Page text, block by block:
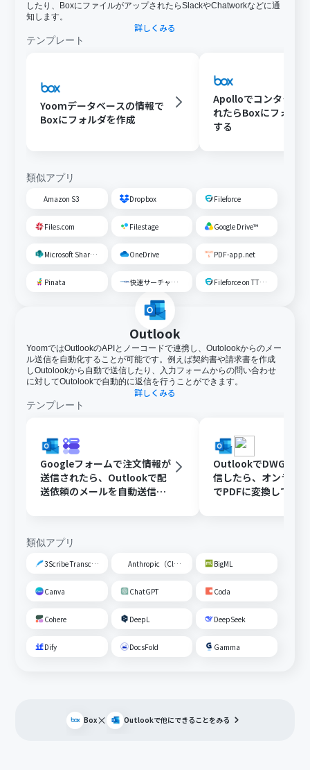
したり、BoxにファイルがアップされたらSlackやChatworkなどに通
知します。
詳しくみる
テンプレート
Yoomデータベースの情報で
Boxにフォルダを作成
Apolloでコンタクト
れたらBoxにフォル
する
類似アプリ
Amazon S3 Dropbox Fileforce
Files.com Filestage Google Drive™
Microsoft SharePoint OneDrive PDF-app.net
Pinata 快速サーチャーGX Fileforce on TTS Cloud
Outlook
YoomではOutlookのAPIとノーコードで連携し、Outolookからのメー
ル送信を自動化することが可能です。例えば契約書や請求書を作成
しOutolookから自動で送信したり、入力フォームからの問い合わせ
に対してOutolookで自動的に返信を行うことができます。
詳しくみる
テンプレート
Googleフォームで注文情報が
送信されたら、Outlookで配
送依頼のメールを自動送信す
OutlookでDWGファ
信したら、オンライ
でPDFに変換して
類似アプリ
3Scribe Transcription Anthropic（Claude） BigML
Canva ChatGPT Coda
Cohere DeepL DeepSeek
Dify DocsFold Gamma
Box× Outlookで他にできることをみる